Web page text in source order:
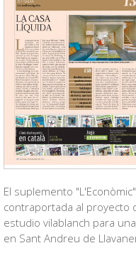
El suplemento
contraportada al proyecto
estudio vilablanch para
en Sant Andreu de